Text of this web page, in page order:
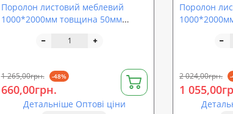
Поролон листовий меблевий
1000*2000мм товщина 50мм
st2540-50)
1 265,00грн. -48%
660,00грн.
Детальніше Оптові ціни
Поролон
el2542-80)
2 024,00грн.
1